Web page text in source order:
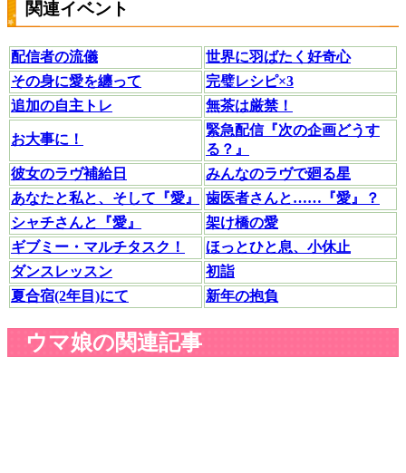
関連イベント
配信者の流儀
世界に羽ばたく好奇心
その身に愛を纏って
完璧レシピ×3
追加の自主トレ
無茶は厳禁！
お大事に！
緊急配信『次の企画どうす
る？』
彼女のラヴ補給日
みんなのラヴで廻る星
あなたと私と、そして『愛』
歯医者さんと……『愛』？
シャチさんと『愛』
架け橋の愛
ギブミー・マルチタスク！
ほっとひと息、小休止
ダンスレッスン
初詣
夏合宿(2年目)にて
新年の抱負
ウマ娘の関連記事